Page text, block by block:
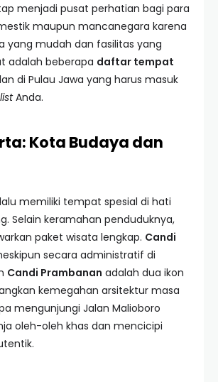
menjadi pusat perhatian bagi para
maupun mancanegara karena
yang mudah dan fasilitas yang
adalah beberapa daftar tempat
di Pulau Jawa yang harus masuk
Anda.
Kota Budaya dan
memiliki tempat spesial di hati
Selain keramahan penduduknya,
paket wisata lengkap. Candi
secara administratif di
Candi Prambanan adalah dua ikon
kemegahan arsitektur masa
mengunjungi Jalan Malioboro
oleh-oleh khas dan mencicipi